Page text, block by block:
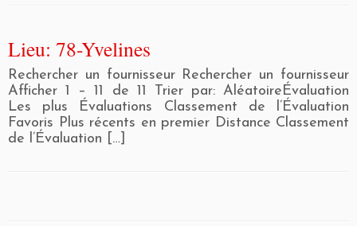
Lieu: 78-Yvelines
Rechercher un fournisseur Rechercher un fournisseur
Afficher 1 – 11 de 11 Trier par: AléatoireÉvaluation
Les plus Évaluations Classement de l’Évaluation
Favoris Plus récents en premier Distance Classement
de l’Évaluation […]